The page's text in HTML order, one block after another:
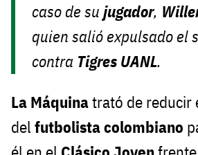
caso de sujugador,
quien salió expulsado el
contra Tigres UANL.
La Máquinatrató de reducir
del futbolista colombiano